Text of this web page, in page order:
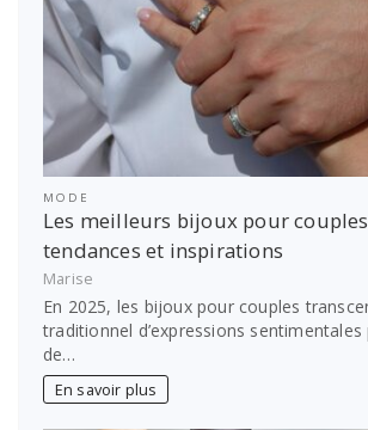
MODE
Les meilleurs bijoux pour
tendances et inspirations
Marise
En 2025, les bijoux pour couples
traditionnel d’expressions
de…
En savoir plus